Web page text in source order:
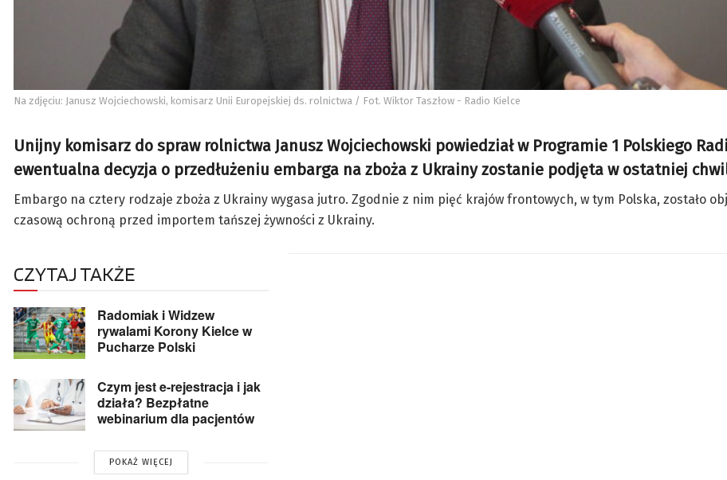
Na zdjęciu: Janusz Wojciechowski, komisarz Unii Europejskiej ds. rolnictwa / Fot. Wiktor Taszłow - Radio Kielce
Unijny komisarz do spraw rolnictwa Janusz Wojciechowski powiedział w Programie 1 Polskiego
ewentualna decyzja o przedłużeniu embarga na zboża z Ukrainy zostanie podjęta w ostatniej
Embargo na cztery rodzaje zboża z Ukrainy wygasa jutro. Zgodnie z nim pięć krajów frontowych, w tym Polska, zostało
czasową ochroną przed importem tańszej żywności z Ukrainy.
CZYTAJ TAKŻE
Radomiak i Widzew
rywalami Korony Kielce w
Pucharze Polski
Czym jest e-rejestracja i jak
działa? Bezpłatne
webinarium dla pacjentów
POKAŻ WIĘCEJ